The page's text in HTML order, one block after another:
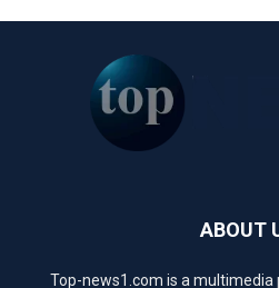
ABOUT
Top-news1.com is a